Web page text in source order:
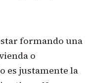
formando una
o
es justamente la